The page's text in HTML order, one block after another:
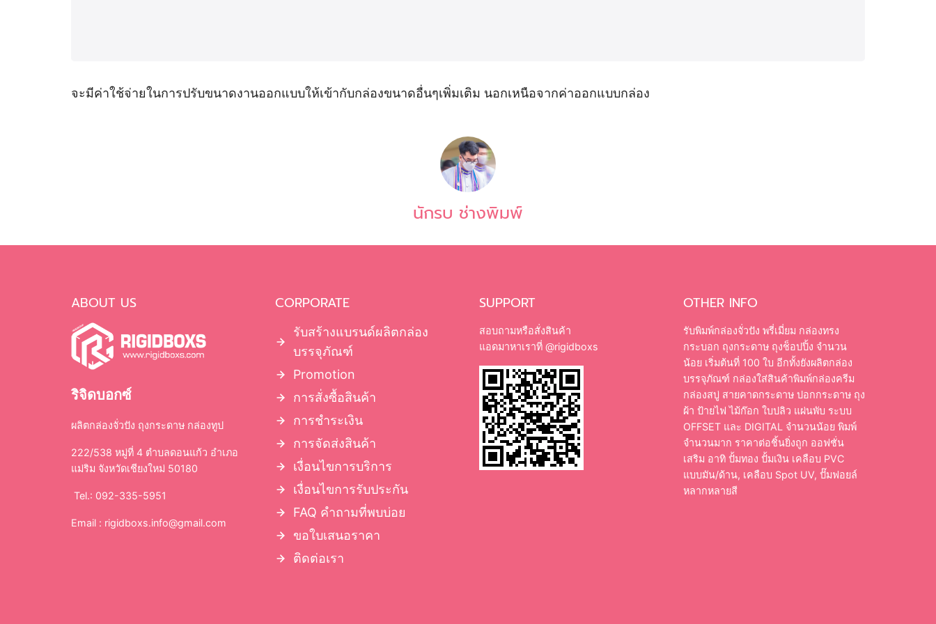
จะมีค่าใช้จ่ายในการปรับขนาดงานออกแบบให้เข้ากับกล่องขนาดอื่นๆเพิ่มเติม นอกเหนือจากค่าออกแบบกล่อง
นักรบ ช่างพิมพ์
ABOUT US
ริจิดบอกซ์
ผลิตกล่องจั่วปัง ถุงกระดาษ กล่องทูป
222/538 หมู่ที่ 4 ตำบลดอนแก้ว อำเภอ
แม่ริม จังหวัดเชียงใหม่ 50180
Tel.: 092-335-5951
Email : rigidboxs.info@gmail.com
CORPORATE
รับสร้างแบรนด์ผลิตกล่อง
บรรจุภัณฑ์
Promotion
การสั่งซื้อสินค้า
การชำระเงิน
การจัดส่งสินค้า
เงื่อนไขการบริการ
เงื่อนไขการรับประกัน
FAQ คำถามที่พบบ่อย
ขอใบเสนอราคา
ติดต่อเรา
SUPPORT
สอบถามหรือสั่งสินค้า
แอดมาหาเราที่ @rigidboxs
OTHER INFO
รับพิมพ์กล่องจั่วปัง พรี่เมี่ยม กล่องทรง
กระบอก ถุงกระดาษ ถุงช็อปปิ้ง จำนวน
น้อย เริ่มต้นที่ 100 ใบ อีกทั้งยังผลิตกล่อง
บรรจุภัณฑ์ กล่องใส่สินค้าพิมพ์กล่องครีม
กล่องสบู่ สายคาดกระดาษ ปอกกระดาษ ถุง
ผ้า ป้ายไฟ ไม้ก๊อก ใบปลิว แผ่นพับ ระบบ
OFFSET และ DIGITAL จำนวนน้อย พิมพ์
จำนวนมาก ราคาต่อชิ้นยิ่งถูก ออฟชั่น
เสริม อาทิ ปั้มทอง ปั้มเงิน เคลือบ PVC
แบบมัน/ด้าน, เคลือบ Spot UV, ปั๊มฟอยล์
หลากหลายสี